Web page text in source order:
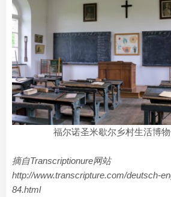
福尔诺圣米歇尔乡村生活博
摘自Transcriptionure网站
http://www.transcripture.com/deutsch-
84.html